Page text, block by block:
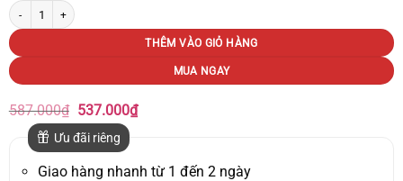
Vè mưa xe Mazda BT50 Loại Chỉ mạ Cao cấp số lượng
THÊM VÀO GIỎ HÀNG
MUA NGAY
587.000₫ Giá
gốc
là:
587.000₫.
537.000₫Giá
537.000₫.
Ưu đãi riêng
Giao hàng nhanh từ 1 đến 2 ngày